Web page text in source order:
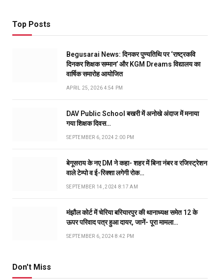
Top Posts
Begusarai News: दिनकर पुण्यतिथि पर ‘राष्ट्रकवि
दिनकर शिक्षक सम्मान’ और KGM Dreams विद्यालय का
वार्षिक समारोह आयोजित
APRIL 25, 2026 4:54 PM
DAV Public School बखरी में अनोखे अंदाज में मनाया
गया शिक्षक दिवस…
SEPTEMBER 6, 2024 2:00 PM
बेगूसराय के नए DM ने कहा- शहर में बिना नंबर व रजिस्ट्रेशन
वाले टेम्पो व ई-रिक्शा लगेगी रोक…
SEPTEMBER 14, 2024 8:17 AM
मंझौल कोर्ट में चेरिया बरियारपुर की थानाध्यक्ष समेत 12 के
ऊपर परिवाद पत्र हुआ दायर, जानें- पूरा मामला…
SEPTEMBER 6, 2024 8:42 PM
Don't Miss